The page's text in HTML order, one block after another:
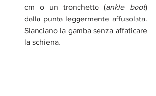
cm o un tronchetto (ankle boot)
dalla punta leggermente affusolata.
Slanciano la gamba senza affaticare
la schiena.